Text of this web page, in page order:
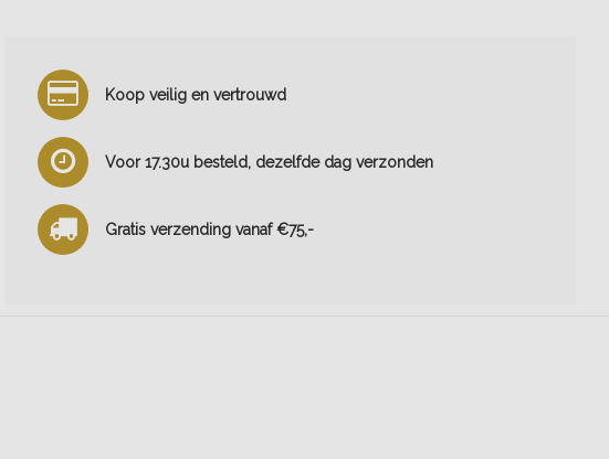
Koop veilig en vertrouwd
Voor 17.30u besteld, dezelfde dag verzonden
Gratis verzending vanaf €75,-